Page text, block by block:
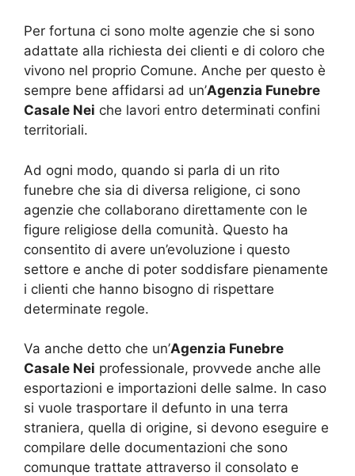
Per fortuna ci sono molte agenzie che si sono
adattate alla richiesta dei clienti e di coloro che
vivono nel proprio Comune. Anche per questo è
sempre bene affidarsi ad un’Agenzia Funebre
Casale Nei che lavori entro determinati confini
territoriali.
Ad ogni modo, quando si parla di un rito
funebre che sia di diversa religione, ci sono
agenzie che collaborano direttamente con le
figure religiose della comunità. Questo ha
consentito di avere un’evoluzione i questo
settore e anche di poter soddisfare pienamente
i clienti che hanno bisogno di rispettare
determinate regole.
Va anche detto che un’Agenzia Funebre
Casale Nei professionale, provvede anche alle
esportazioni e importazioni delle salme. In caso
si vuole trasportare il defunto in una terra
straniera, quella di origine, si devono eseguire e
compilare delle documentazioni che sono
comunque trattate attraverso il consolato e